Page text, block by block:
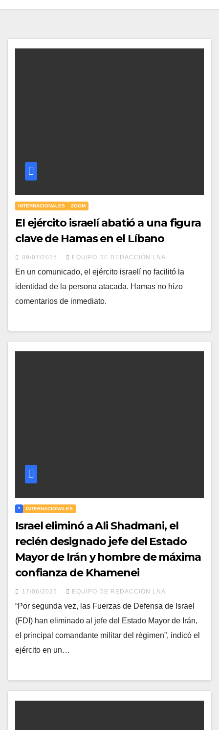
INTERNACIONALES ZOOM
El ejército israelí abatió a una figura
clave de Hamas en el Líbano
09/07/2025 EQUIPO DE REDACCIÓN LNA
En un comunicado, el ejército israelí no facilitó la
identidad de la persona atacada. Hamas no hizo
comentarios de inmediato.
* INTERNACIONALES
Israel eliminó a Ali Shadmani, el
recién designado jefe del Estado
Mayor de Irán y hombre de máxima
confianza de Khamenei
17/06/2025 EQUIPO DE REDACCIÓN LNA
“Por segunda vez, las Fuerzas de Defensa de Israel
(FDI) han eliminado al jefe del Estado Mayor de Irán,
el principal comandante militar del régimen”, indicó el
ejército en un…